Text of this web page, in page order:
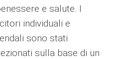
e salute. I
individuali e
sono stati
sulla base di un